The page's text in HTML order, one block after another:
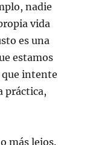
nadie
vida
es una
estamos
que intente
práctica,
más lejos.